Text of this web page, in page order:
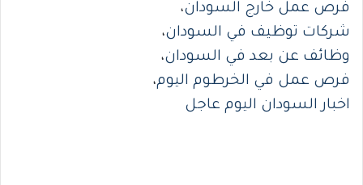
فرص عمل خارج السودان،
شركات توظيف في السودان،
وظائف عن بعد في السودان،
فرص عمل في الخرطوم اليوم،
اخبار السودان اليوم عاجل